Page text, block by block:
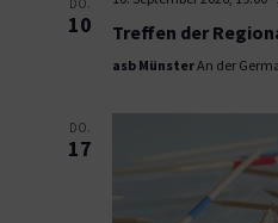
DO.
10 Treffen der
asb MünsterAn der
DO.
17